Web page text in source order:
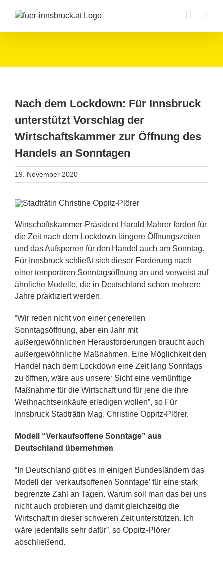
Inhalt
Nach dem Lockdown: Für Innsbruck
unterstützt Vorschlag der
Wirtschaftskammer zur Öffnung des
Handels an Sonntagen
19. November 2020
Wirtschaftskammer-Präsident Harald Mahrer fordert für
die Zeit nach dem Lockdown längere Öffnungszeiten
und das Aufsperren für den Handel auch am Sonntag.
Für Innsbruck schließt sich dieser Forderung nach
einer temporären Sonntagsöffnung an und verweist auf
ähnliche Modelle, die in Deutschland schon mehrere
Jahre praktiziert werden.
“Wir reden nicht von einer generellen
Sonntagsöffnung, aber ein Jahr mit
außergewöhnlichen Herausforderungen braucht auch
außergewöhnliche Maßnahmen. Eine Möglichkeit den
Handel nach dem Lockdown eine Zeit lang Sonntags
zu öffnen, wäre aus unserer Sicht eine vernünftige
Maßnahme für die Wirtschaft und für jene die ihre
Weihnachtseinkäufe erledigen wollen”, so Für
Innsbruck Stadträtin Mag. Christine Oppitz-Plörer.
Modell “Verkaufsoffene Sonntage” aus
Deutschland übernehmen
“In Deutschland gibt es in einigen Bundesländern das
Modell der ‘verkaufsoffenen Sonntage’ für eine stark
begrenzte Zahl an Tagen. Warum soll man das bei uns
nicht auch probieren und damit gleichzeitig die
Wirtschaft in dieser schweren Zeit unterstützen. Ich
wäre jedenfalls sehr dafür”, so Oppitz-Plörer
abschließend.